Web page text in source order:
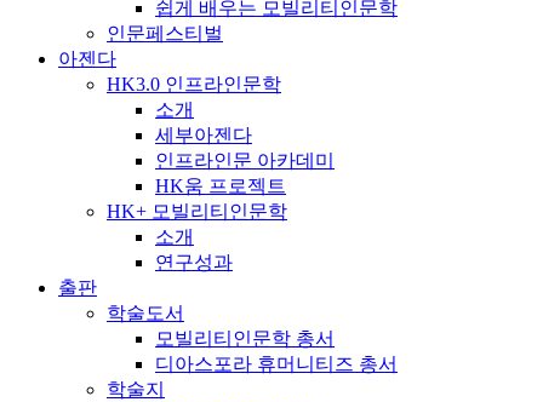
쉽게 배우는 모빌리티인문학
인문페스티벌
아젠다
HK3.0 인프라인문학
소개
세부아젠다
인프라인문 아카데미
HK움 프로젝트
HK+ 모빌리티인문학
소개
연구성과
출판
학술도서
모빌리티인문학 총서
디아스포라 휴머니티즈 총서
학술지